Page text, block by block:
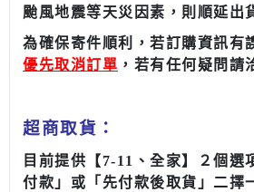
颱風地震等天災因素，則順延出
為確保寄件順利，若訂購資訊有
優先取消訂單 ，若有任何疑問請
超商取貨 ：
目前提供【7-11、全家】２個選
付款 」或「 先付款後取貨 」二擇